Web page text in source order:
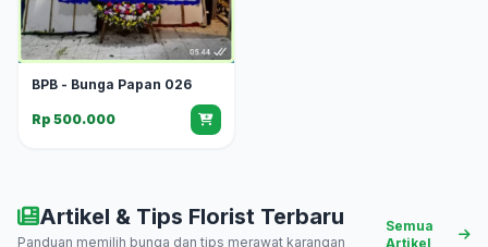
BPB - Bunga Papan 026
Rp 500.000
Artikel & Tips Florist Terbaru
Panduan memilih bunga dan tips merawat karangan
Semua
Artikel